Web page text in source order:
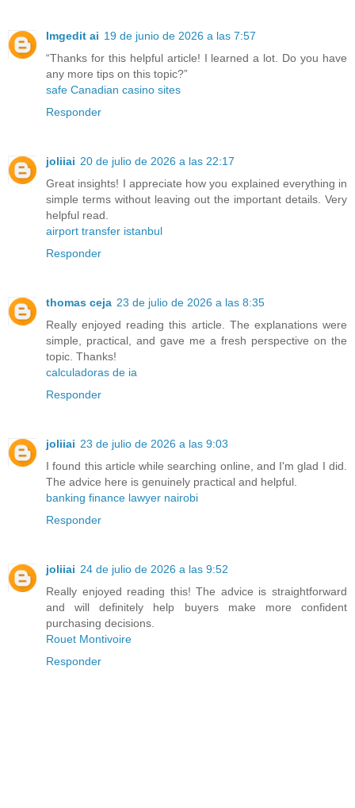
Imgedit ai 19 de junio de 2026 a las 7:57
“Thanks for this helpful article! I learned a lot. Do you have
any more tips on this topic?”
safe Canadian casino sites
Responder
joliiai 20 de julio de 2026 a las 22:17
Great insights! I appreciate how you explained everything in
simple terms without leaving out the important details. Very
helpful read.
airport transfer istanbul
Responder
thomas ceja 23 de julio de 2026 a las 8:35
Really enjoyed reading this article. The explanations were
simple, practical, and gave me a fresh perspective on the
topic. Thanks!
calculadoras de ia
Responder
joliiai 23 de julio de 2026 a las 9:03
I found this article while searching online, and I'm glad I did.
The advice here is genuinely practical and helpful.
banking finance lawyer nairobi
Responder
joliiai 24 de julio de 2026 a las 9:52
Really enjoyed reading this! The advice is straightforward
and will definitely help buyers make more confident
purchasing decisions.
Rouet Montivoire
Responder